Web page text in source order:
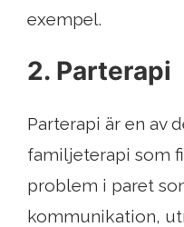
exempel.
2. Parterapi
Parterapi är en av
familjeterapi som
problem i paret
kommunikation,